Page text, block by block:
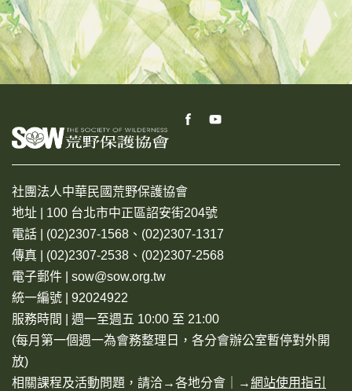
社團法人中華民國荒野保護協會
地址 | 100 台北市中正區詔安街204號
電話 | (02)2307-1568、(02)2307-1317
傳真 | (02)2307-2538、(02)2307-2568
電子郵件 | sow@sow.org.tw
統一編號 | 92024922
服務時間 | 週一至週五 10:00 至 21:00
(每月第一個週一為會務整理日，各分會辦公室暫停對外開
放)
相關課程及活動問題，請洽→各地分會 ｜→網站使用指引